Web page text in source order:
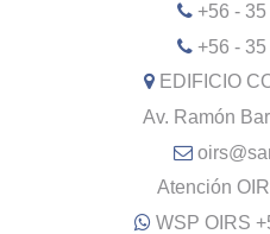
+56 -
+56 -
EDIFICIO
Av. Ramón
Atención
WSP OIRS